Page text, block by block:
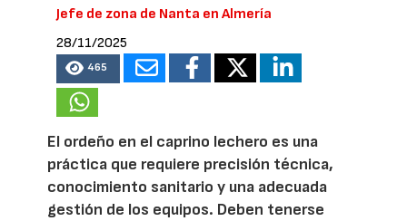
Jefe de zona de Nanta en Almería
28/11/2025
465
El ordeño en el caprino lechero es una
práctica que requiere precisión técnica,
conocimiento sanitario y una adecuada
gestión de los equipos. Deben tenerse